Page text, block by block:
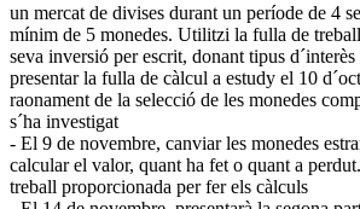
un mercat de divises durant un període de 4
mínim de 5 monedes. Utilitzi la fulla de
seva inversió per escrit, donant tipus
presentar la fulla de càlcul a estudy el 10
raonament de la selecció de les monedes
s´ha investigat
- El 9 de novembre, canviar les monedes
calcular el valor, quant ha fet o quant a
treball proporcionada per fer els càlculs